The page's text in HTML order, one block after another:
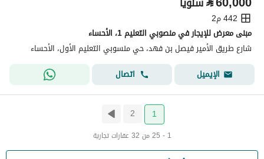
442 م2
مبنى معرض للإيجار في منصوبي التعليم 1، الأحساء
شارع طريق الأمير فيصل بن فهد، حي منسوبي التعليم الأول، الأحساء
الإيميل
اتصال
1
2
1 - 25 من 32 عقارات تجارية